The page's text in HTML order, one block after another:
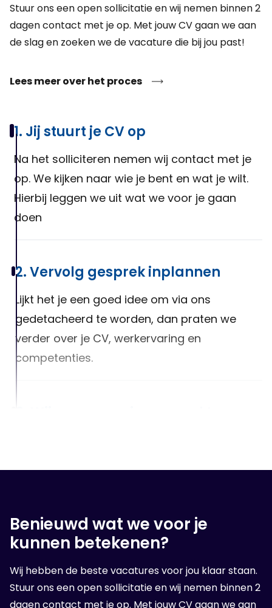
Stuur ons een open sollicitatie en wij nemen binnen 2
dagen contact met je op. Met jouw CV gaan we aan
de slag en zoeken we de vacature die bij jou past!
Lees meer over het proces
1. Jij stuurt je CV op
Na het solliciteren nemen wij contact met je
op. We kijken naar wie je bent en wat je wilt.
Hierbij leggen we uit wat we voor je gaan
doen
2. Vervolg gesprek inplannen
Lijkt het je een goed idee om via ons
gedetacheerd te worden, dan praten we
verder over je CV, werkervaring en
competenties.
4. Op sollicitatie gesprek
jou hebben gevonden, volgt er een sollicitatie
bij de opdrachtgever.
Benieuwd wat we voor je
kunnen betekenen?
Wij hebben de beste vacatures voor jou klaar staan.
Stuur ons een open sollicitatie en wij nemen binnen 2
dagen contact met je op. Met jouw CV gaan we aan